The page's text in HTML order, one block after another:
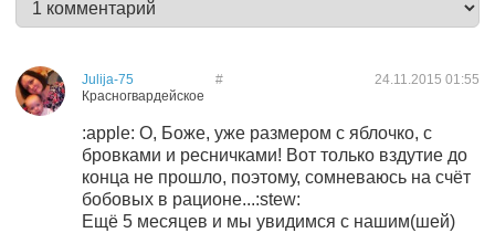
Julija-75
Красногвардейское
24.11.2015 01:55
#
:apple: О, Боже, уже размером с яблочко, с
бровками и ресничками! Вот только вздутие до
конца не прошло, поэтому, сомневаюсь на счёт
бобовых в рационе...:stew:
Ещё 5 месяцев и мы увидимся с нашим(шей)